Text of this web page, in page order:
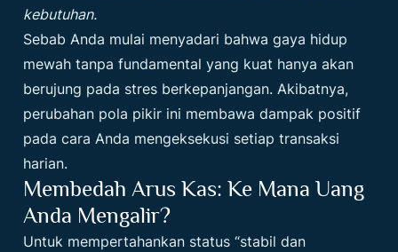
kebutuhan.
Sebab Anda mulai menyadari bahwa gaya hidup
mewah tanpa fundamental yang kuat hanya akan
berujung pada stres berkepanjangan. Akibatnya,
perubahan pola pikir ini membawa dampak positif
pada cara Anda mengeksekusi setiap transaksi
harian.
Membedah Arus Kas: Ke Mana Uang
Anda Mengalir?
Untuk mempertahankan status “stabil dan